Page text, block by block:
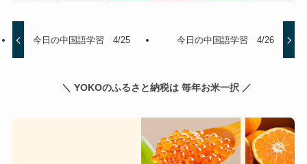
今日の中国語学習 4/25 今日の中国語学習 4/26
＼ YOKOのふるさと納税は 毎年お米一択 ／